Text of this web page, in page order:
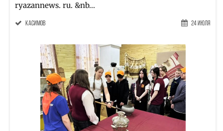
ryazannews. ru. &nb...
Касимов 24 Июля